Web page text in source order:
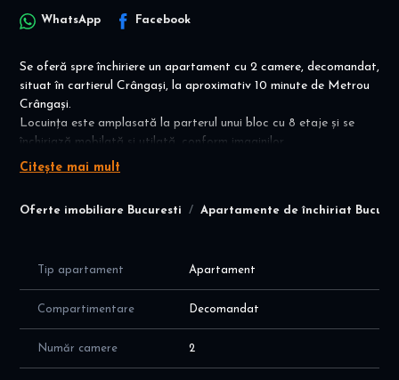
Oferte imobiliare Bucuresti Apartamente de închiriat
WhatsApp Facebook
Se oferă spre închiriere un apartament cu 2 camere, decomandat,
situat în cartierul Crângași, la aproximativ 10 minute de Metrou
Crângași.
Locuința este amplasată la parterul unui bloc cu 8 etaje și se
închiriază mobilată și utilată, conform imaginilor.
Caracteristici principale
Parter / 8 etaje
Zonă liniștită și accesibilă
Aproape de metrou și mijloace de transport
Condiții închiriere
Citește mai mult
Tip apartament Apartament
Compartimentare Decomandat
Număr camere 2